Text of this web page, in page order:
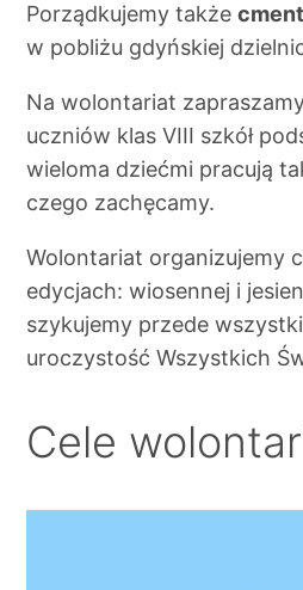
Porządkujemy także
w pobliżu gdyńskiej
Na wolontariat
uczniów klas VIII szkół
wieloma dziećmi pracują
czego zachęcamy.
Wolontariat organizujemy
edycjach: wiosennej i
szykujemy przede
uroczystość Wszystkich
Cele